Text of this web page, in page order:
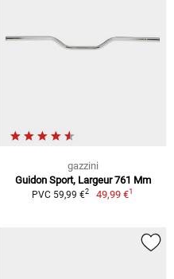
gazzini
Guidon Sport, Largeur 761 Mm
PVC 59,99 €2 49,99 €1